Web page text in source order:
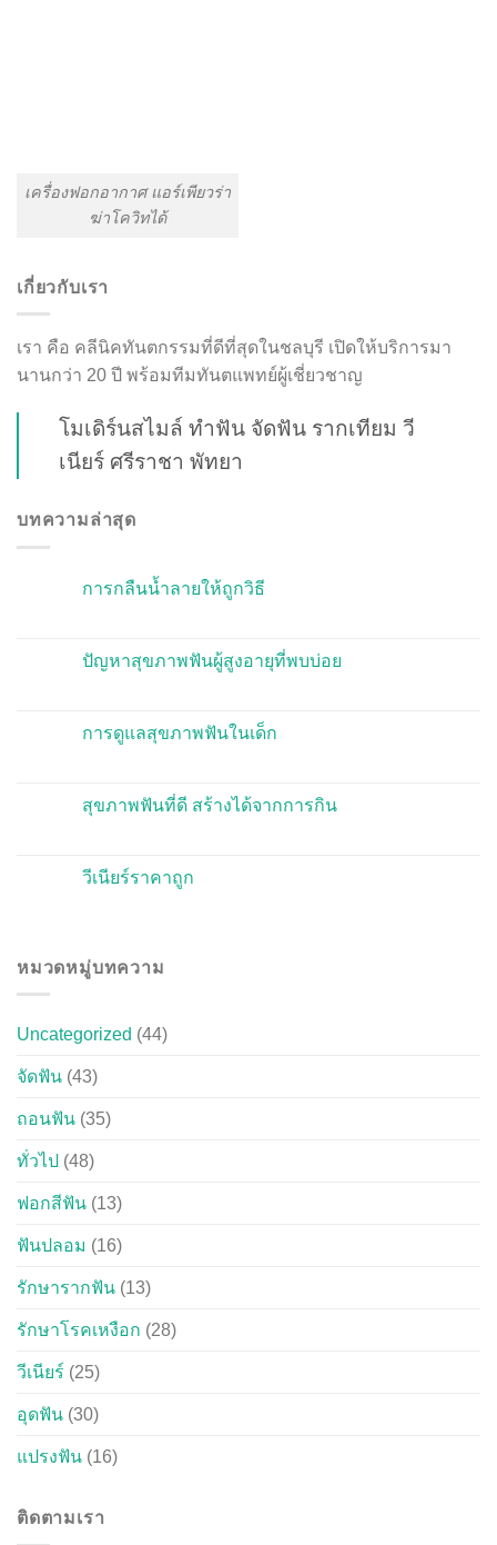
เครื่องฟอกอากาศ แอร์เพียวร่า
ฆ่าโควิทได้
เกี่ยวกับเรา
เรา คือ คลีนิคทันตกรรมที่ดีที่สุดในชลบุรี เปิดให้บริการมา
นานกว่า 20 ปี พร้อมทีมทันตแพทย์ผู้เชี่ยวชาญ
โมเดิร์นสไมล์ ทำฟัน จัดฟัน รากเทียม วี
เนียร์ ศรีราชา พัทยา
บทความล่าสุด
การกลืนน้ำลายให้ถูกวิธี
ปัญหาสุขภาพฟันผู้สูงอายุที่พบบ่อย
การดูแลสุขภาพฟันในเด็ก
สุขภาพฟันที่ดี สร้างได้จากการกิน
วีเนียร์ราคาถูก
หมวดหมู่บทความ
Uncategorized (44)
จัดฟัน (43)
ถอนฟัน (35)
ทั่วไป (48)
ฟอกสีฟัน (13)
ฟันปลอม (16)
รักษารากฟัน (13)
รักษาโรคเหงือก (28)
วีเนียร์ (25)
อุดฟัน (30)
แปรงฟัน (16)
ติดตามเรา